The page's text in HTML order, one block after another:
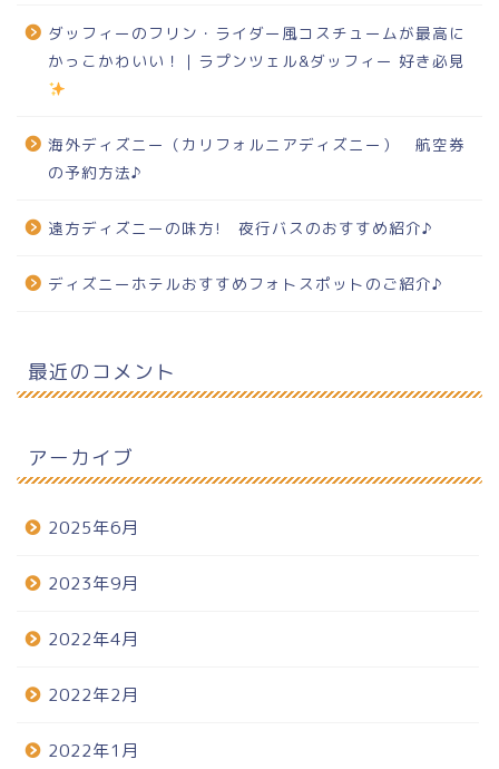
ダッフィーのフリン・ライダー風コスチュームが最高に
かっこかわいい！｜ラプンツェル&ダッフィー 好き必見
海外ディズニー（カリフォルニアディズニー） 航空券
の予約方法♪
遠方ディズニーの味方! 夜行バスのおすすめ紹介♪
ディズニーホテルおすすめフォトスポットのご紹介♪
最近のコメント
アーカイブ
2025年6月
2023年9月
2022年4月
2022年2月
2022年1月